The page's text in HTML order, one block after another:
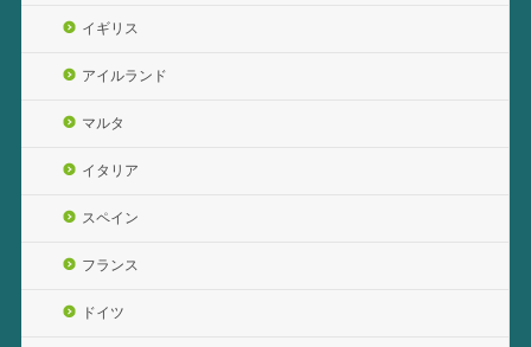
イギリス
アイルランド
マルタ
イタリア
スペイン
フランス
ドイツ